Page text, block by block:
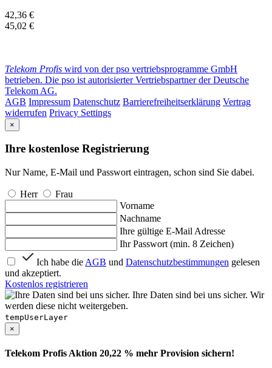
42,36 €
45,02 €
Telekom Profis wird von der pso vertriebsprogramme GmbH
betrieben. Die pso ist autorisierter Vertriebspartner der Deutsche
Telekom AG.
AGB Impressum Datenschutz Barrierefreiheitserklärung Vertrag
widerrufen Privacy Settings
×
Ihre kostenlose Registrierung
Nur Name, E-Mail und Passwort eintragen, schon sind Sie dabei.
Herr
Frau
Vorname
Nachname
Ihre gültige E-Mail Adresse
Ihr Passwort (min. 8 Zeichen)
Ich habe die AGB und Datenschutzbestimmungen gelesen
und akzeptiert.
Kostenlos registrieren
Ihre Daten sind bei uns sicher. Wir
werden diese nicht weitergeben.
tempUserLayer
×
Telekom Profis Aktion 20,22 % mehr Provision sichern!